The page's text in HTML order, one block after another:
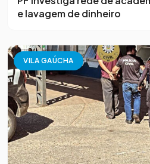
e lavagem de dinheiro
VILA GAÚCHA